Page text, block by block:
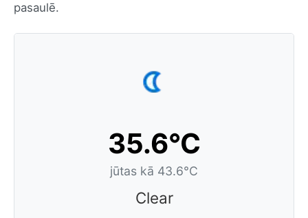
pasaulē.
35.6°C
jūtas kā 43.6°C
Clear